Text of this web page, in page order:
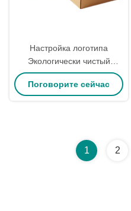
Настройка логотипа
Экологически чистый
бумажный почтовый ящик
15*15*5 см для упаковки
Поговорите сейчас
1 2